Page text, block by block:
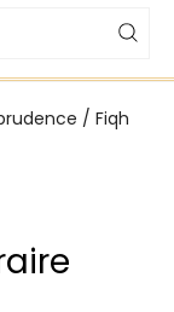
/ Fiqh